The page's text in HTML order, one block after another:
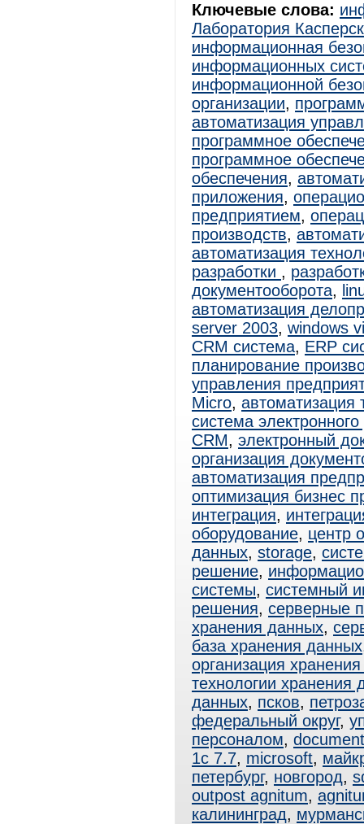
Ключевые слова:
Лаборатория
информационная
информационных
информационной
организации,
автоматизация
программное
программное
обеспечения,
приложения,
предприятием,
производств,
автоматизация
разработки ,
документооборота,
автоматизация
server 2003, windows
CRM система, ERP
планирование
управления
Micro, автоматизация
система
CRM, электронный
организация
автоматизация
оптимизация бизнес
интеграция,
оборудование, центр
данных, storage,
решение,
системы, системный
решения, серверные
хранения данных,
база хранения данных
организация
технологии хранения
данных, псков,
федеральный округ,
персоналом,
1с 7.7, microsoft,
петербург, новгород,
outpost agnitum,
калининград,